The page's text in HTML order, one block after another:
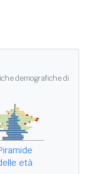
demografiche di
età